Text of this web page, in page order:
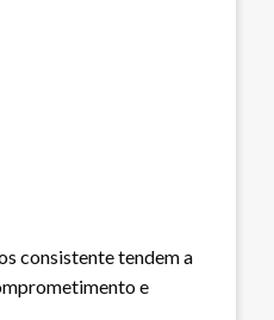
consistente tendem a
e